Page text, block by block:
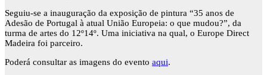
Seguiu-se a inauguração da exposição de pintura “35 anos de
Adesão de Portugal à atual União Europeia: o que mudou?”, da
turma de artes do 12º14º. Uma iniciativa na qual, o Europe Direct
Madeira foi parceiro.
Poderá consultar as imagens do evento aqui.